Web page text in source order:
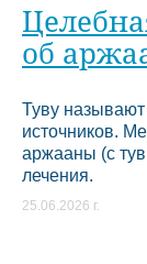
об
Туву
источников.
аржааны (с
лечения.
25.06.2026 г.